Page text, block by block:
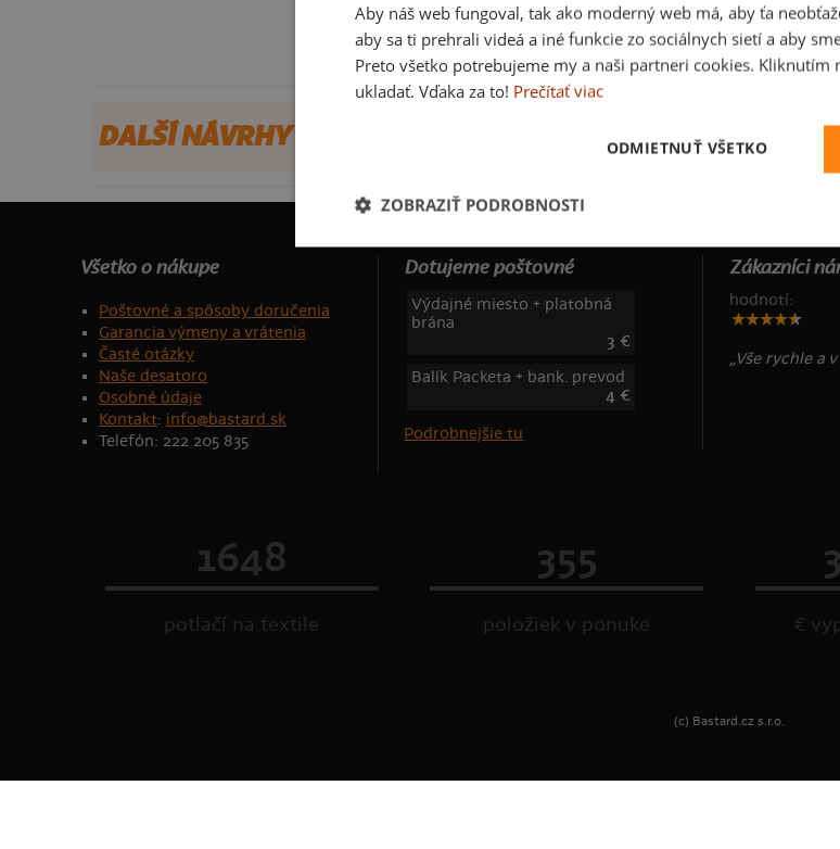
DALŠÍ NÁVRHY OD HIPHOP
Všetko o nákupe
Poštovné a spôsoby doručenia
Garancia výmeny a vrátenia
Časté otázky
Naše desatoro
Osobné údaje
Kontakt: info@bastard.sk
Telefón: 222 205 835
Dotujeme poštovné
Výdajné miesto + platobná
brána
3 €
Balík Packeta + bank. prevod
4 €
Podrobnejšie tu
Zákazníci
hodnotí:
„Vše rychle a
1648
potlačí na textile
355
položiek v ponuke €
(c) Bastard.cz s.r.o.
Aby náš web fungoval, tak ako moderný web má, aby ťa
aby sa ti prehrali videá a iné funkcie zo sociálnych sietí a aby
Preto všetko potrebujeme my a naši partneri cookies. Kliknutím
ukladať. Vďaka za to! Prečítať viac
ODMIETNUŤ VŠETKO
ZOBRAZIŤ PODROBNOSTI